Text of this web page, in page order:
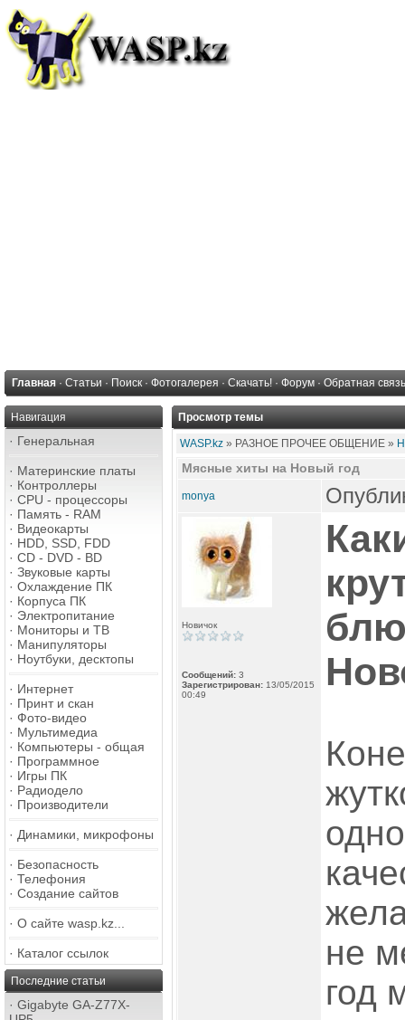
Главная · Статьи · Поиск · Фотогалерея · Скачать! · Форум · Обратная связь
Навигация
· Генеральная
· Материнские платы
· Контроллеры
· CPU - процессоры
· Память - RAM
· Видеокарты
· HDD, SSD, FDD
· CD - DVD - BD
· Звуковые карты
· Охлаждение ПК
· Корпуса ПК
· Электропитание
· Мониторы и ТВ
· Манипуляторы
· Ноутбуки, десктопы
· Интернет
· Принт и скан
· Фото-видео
· Мультимедиа
· Компьютеры - общая
· Программное
· Игры ПК
· Радиодело
· Производители
· Динамики, микрофоны
· Безопасность
· Телефония
· Создание сайтов
· О сайте wasp.kz...
· Каталог ссылок
Последние статьи
· Gigabyte GA-Z77X-
Просмотр темы
WASP.kz » РАЗНОЕ ПРОЧЕЕ ОБЩЕНИЕ »
Мясные хиты на Новый год
monya
Новичок
Сообщений: 3
Зарегистрирован: 13/05/2015
00:49
не
год